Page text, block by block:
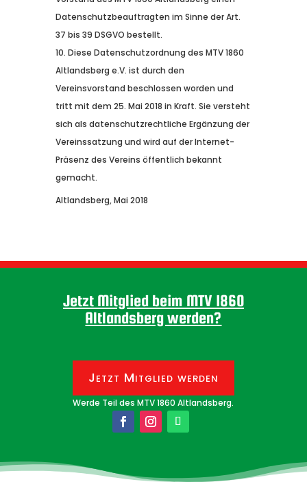
Datenschutzbeauftragten im Sinne der Art.
37 bis 39 DSGVO bestellt.
Diese Datenschutzordnung des MTV 1860
Altlandsberg e.V. ist durch den
Vereinsvorstand beschlossen worden und
tritt mit dem 25. Mai 2018 in Kraft. Sie versteht
sich als datenschutzrechtliche Ergänzung der
Vereinssatzung und wird auf der Internet-
Präsenz des Vereins öffentlich bekannt
gemacht.
Altlandsberg, Mai 2018
Jetzt Mitglied beim MTV 1860
Altlandsberg werden?
Jetzt Mitglied werden
Werde Teil des MTV 1860 Altlandsberg.